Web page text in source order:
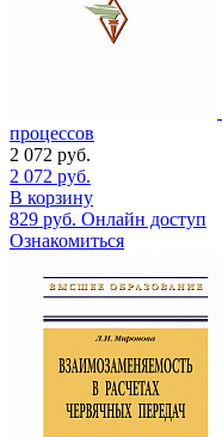
процессов
2 072 руб.
2 072 руб.
В корзину
829 руб. Онлайн доступ
Ознакомиться